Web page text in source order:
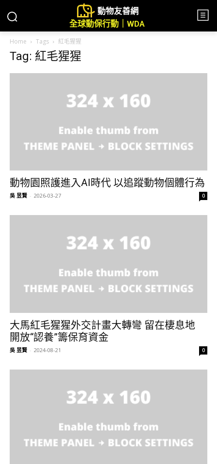
動物友善網
全球動保行動｜WDA
Home Tags 紅毛猩猩
Tag: 紅毛猩猩
動物園照護進入AI時代 以追蹤動物個體行為
吳 昱賢 - 2026-03-27 0
大馬紅毛猩猩外交計畫大轉彎 留在棲息地
開放“認養”籌保育資金
吳 昱賢 - 2024-08-21 0